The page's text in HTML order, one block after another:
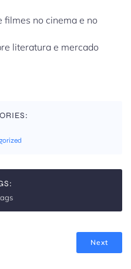
filmes no cinema e no
literatura e mercado
Next